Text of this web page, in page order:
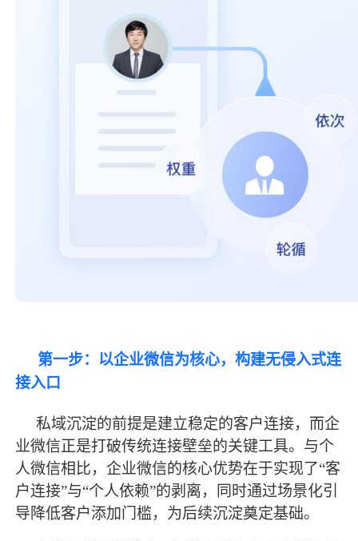
第一步：以企业微信为核心，构建无侵入式连
接入口
私域沉淀的前提是建立稳定的客户连接，而企
业微信正是打破传统连接壁垒的关键工具。与个
人微信相比，企业微信的核心优势在于实现了“客
户连接”与“个人依赖”的剥离，同时通过场景化引
导降低客户添加门槛，为后续沉淀奠定基础。